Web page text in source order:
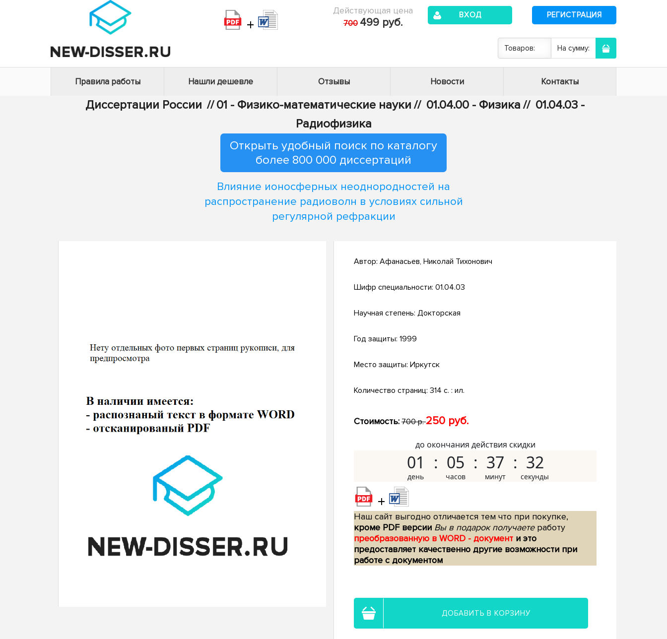
+
Действующая цена
700 499 руб.
ВХОД РЕГИСТРАЦИЯ
Товаров: На сумму:
Правила работы Нашли дешевле Отзывы Новости Контакты
Диссертации России // 01 - Физико-математические науки // 01.04.00 - Физика // 01.04.03 -
Радиофизика
Открыть удобный поиск по каталогу
более 800 000 диссертаций
Влияние ионосферных неоднородностей на
распространение радиоволн в условиях сильной
регулярной рефракции
Автор: Афанасьев, Николай Тихонович
Шифр специальности: 01.04.03
Научная степень: Докторская
Год защиты: 1999
Место защиты: Иркутск
Количество страниц: 314 с. : ил.
Стоимость: 700 р.250 руб.
до окончания действия скидки
01 05 37 31
+
Наш сайт выгодно отличается тем что при покупке,
кроме PDF версии Вы в подарок получаетеработу
преобразованную в WORD - документ и это
предоставляет качественно другие возможности при
работе с документом
ДОБАВИТЬ В КОРЗИНУ